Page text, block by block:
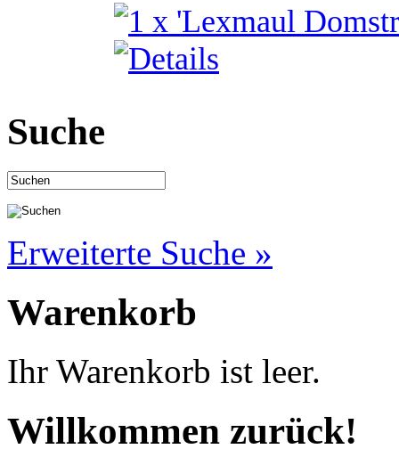
Suche
Erweiterte Suche »
Warenkorb
Ihr Warenkorb ist leer.
Willkommen zurück!